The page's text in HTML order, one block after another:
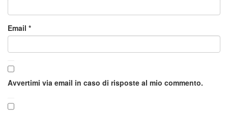
Email *
Avvertimi via email in caso di risposte al mio commento.